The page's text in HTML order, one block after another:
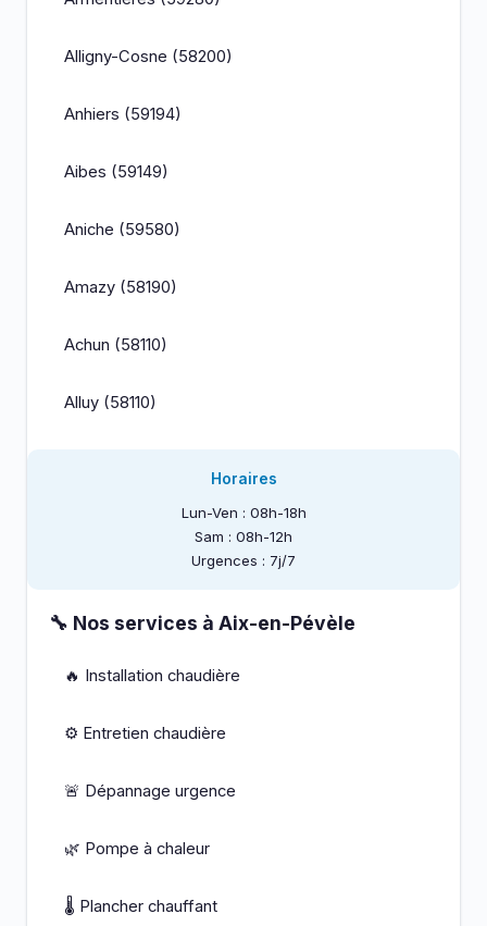
Alligny-Cosne (58200)
Anhiers (59194)
Aibes (59149)
Aniche (59580)
Amazy (58190)
Achun (58110)
Alluy (58110)
Horaires
Lun-Ven : 08h-18h
Sam : 08h-12h
Urgences : 7j/7
🔧 Nos services à Aix-en-Pévèle
🔥 Installation chaudière
⚙️ Entretien chaudière
🚨 Dépannage urgence
🌿 Pompe à chaleur
🌡️ Plancher chauffant